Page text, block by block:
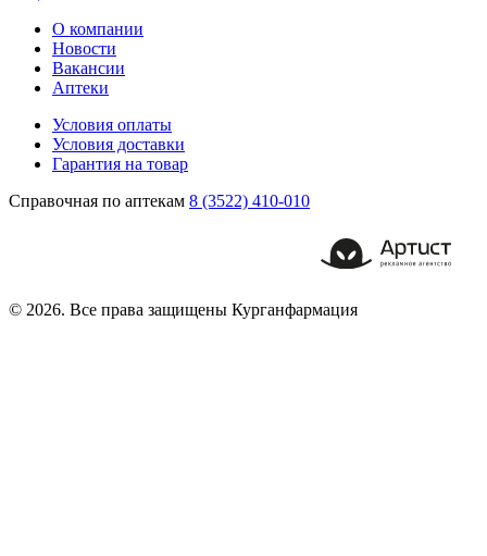
О компании
Новости
Вакансии
Аптеки
Условия оплаты
Условия доставки
Гарантия на товар
Справочная по аптекам 8 (3522) 410-010
© 2026. Все права защищены Курганфармация